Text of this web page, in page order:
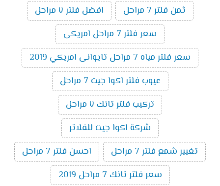
ثمن فلتر 7 مراحل
افضل فلتر ٧ مراحل
سعر فلتر 7 مراحل امريكى
سعر فلتر مياه 7 مراحل تايوانى امريكي 2019
عيوب فلتر اكوا جيت 7 مراحل
تركيب فلتر تانك ٧ مراحل
شركة اكوا جيت للفلاتر
تغيير شمع فلتر 7 مراحل
احسن فلتر 7 مراحل
سعر فلتر تانك 7 مراحل 2019